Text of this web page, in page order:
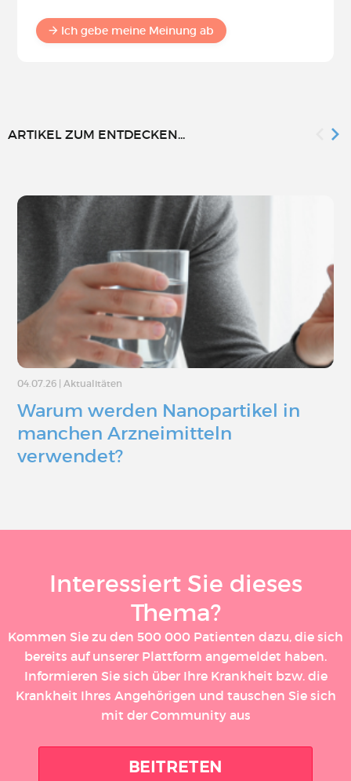
Ich gebe meine Meinung ab
ARTIKEL ZUM ENTDECKEN...
04.07.26 Aktualitäten
Warum werden Nanopartikel in
manchen Arzneimitteln
verwendet?
Interessiert Sie dieses
Thema?
Kommen Sie zu den 500 000 Patienten dazu, die sich
bereits auf unserer Plattform angemeldet haben.
Informieren Sie sich über Ihre Krankheit bzw. die
Krankheit Ihres Angehörigen und tauschen Sie sich
mit der Community aus
BEITRETEN